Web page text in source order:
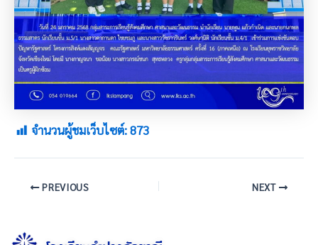
จำนวนผู้ชมเว็บไซต์:873
PREVIOUS NEXT